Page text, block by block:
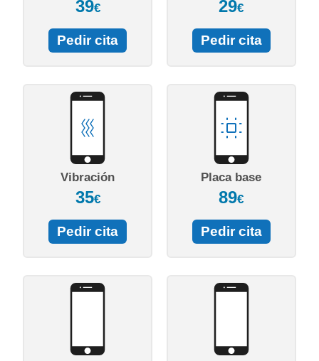
39€
Pedir cita
29€
Pedir cita
Vibración
35€
Pedir cita
Placa base
89€
Pedir cita